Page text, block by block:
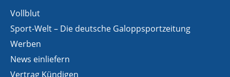
Vollblut
Sport-Welt – Die deutsche Galoppsportzeitung
Werben
News einliefern
Vertrag Kündigen